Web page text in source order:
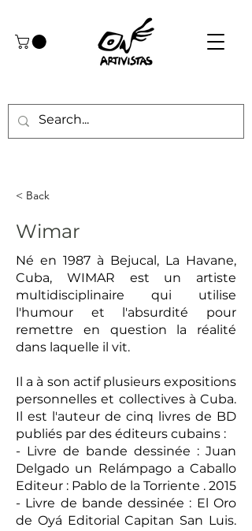
< Back
Wimar
Né en 1987 à Bejucal, La Havane,
Cuba, WIMAR est un artiste
multidisciplinaire qui utilise
l'humour et l'absurdité pour
remettre en question la réalité
dans laquelle il vit.
Il a à son actif plusieurs expositions
personnelles et collectives à Cuba.
Il est l'auteur de cinq livres de BD
publiés par des éditeurs cubains :
- Livre de bande dessinée : Juan
Delgado un Relámpago a Caballo
Editeur : Pablo de la Torriente . 2015
- Livre de bande dessinée : El Oro
de Oyá Editorial Capitan San Luis.